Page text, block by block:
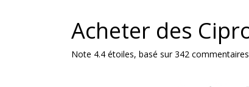
Acheter des
Note 4.4étoiles, basé sur342